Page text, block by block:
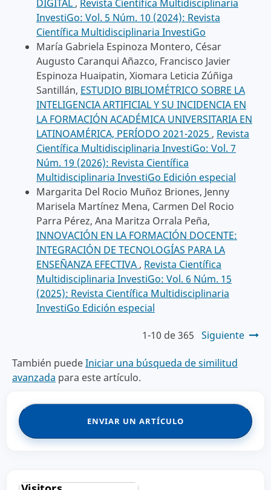
DIGITAL , Revista Científica Multidisciplinaria
InvestiGo: Vol. 5 Núm. 10 (2024): Revista
Científica Multidisciplinaria InvestiGo
María Gabriela Espinoza Montero, César
Augusto Caranqui Añazco, Francisco Javier
Espinoza Huaipatin, Xiomara Leticia Zúñiga
Santillán, ESTUDIO BIBLIOMÉTRICO SOBRE LA
INTELIGENCIA ARTIFICIAL Y SU INCIDENCIA EN
LA FORMACIÓN ACADÉMICA UNIVERSITARIA EN
LATINOAMÉRICA, PERÍODO 2021-2025 , Revista
Científica Multidisciplinaria InvestiGo: Vol. 7
Núm. 19 (2026): Revista Científica
Multidisciplinaria InvestiGo Edición especial
Margarita Del Rocio Muñoz Briones, Jenny
Marisela Martínez Mena, Carmen Del Rocio
Parra Pérez, Ana Maritza Orrala Peña,
INNOVACIÓN EN LA FORMACIÓN DOCENTE:
INTEGRACIÓN DE TECNOLOGÍAS PARA LA
ENSEÑANZA EFECTIVA , Revista Científica
Multidisciplinaria InvestiGo: Vol. 6 Núm. 15
(2025): Revista Científica Multidisciplinaria
InvestiGo Edición especial
1-10 de 365 Siguiente
También puedeIniciar una búsqueda de similitud
avanzada para este artículo.
ENVIAR UN ARTÍCULO